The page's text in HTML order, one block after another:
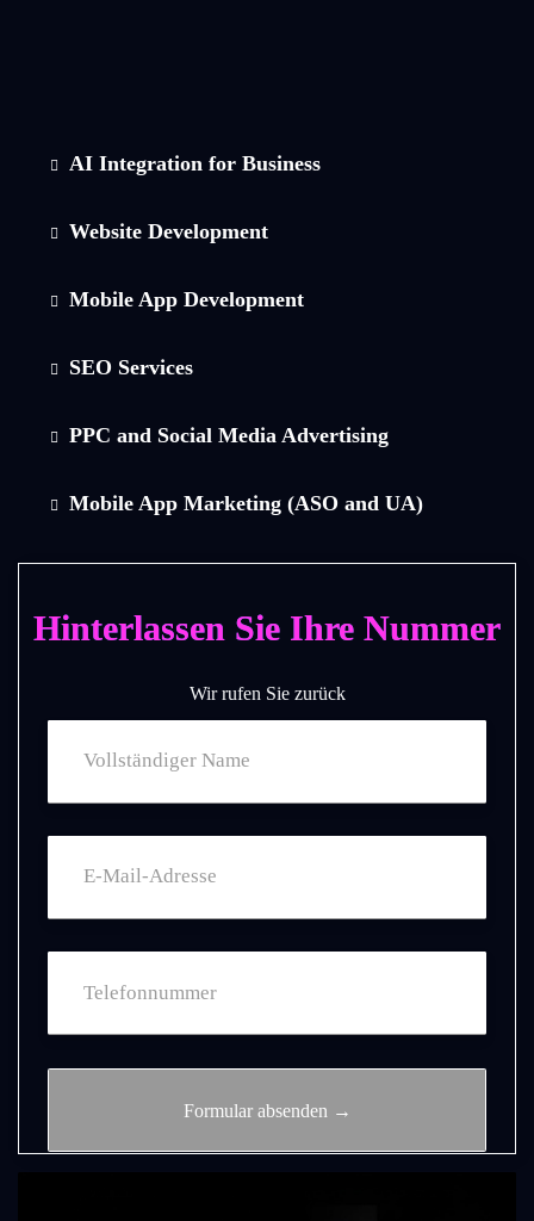
AI Integration for Business
Website Development
Mobile App Development
SEO Services
PPC and Social Media Advertising
Mobile App Marketing (ASO and UA)
Hinterlassen Sie Ihre Nummer
Wir rufen Sie zurück